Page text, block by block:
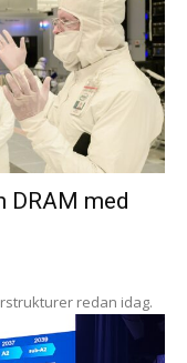
DRAM med
redan idag.